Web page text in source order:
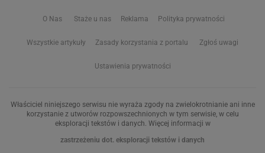
O Nas Staże u nas Reklama Polityka prywatności
Wszystkie artykuły Zasady korzystania z portalu Zgłoś uwagi
Ustawienia prywatności
Właściciel niniejszego serwisu nie wyraża zgody na zwielokrotnianie ani inne
korzystanie z utworów rozpowszechnionych w tym serwisie, w celu
eksploracji tekstów i danych. Więcej informacji w
zastrzeżeniu dot. eksploracji tekstów i danych